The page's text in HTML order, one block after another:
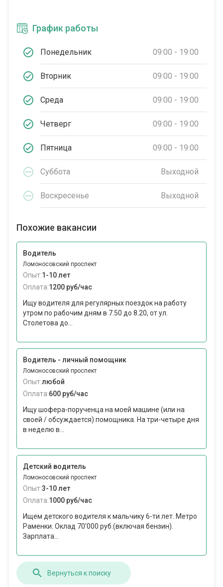
График работы
Понедельник 09:00 - 19:00
Вторник 09:00 - 19:00
Среда 09:00 - 19:00
Четверг 09:00 - 19:00
Пятница 09:00 - 19:00
Суббота Выходной
Воскресенье Выходной
Похожие вакансии
Водитель
Ломоносовский проспект
Опыт:1-10 лет
Оплата:1200 руб/час
Ищу водителя для регулярных поездок на работу
утром по рабочим дням в 7.50 до 8.20, от ул.
Столетова до...
Водитель - личный помощник
Ломоносовский проспект
Опыт:любой
Оплата:600 руб/час
Ищу шофера-порученца на моей машине (или на
своей / обсуждается) помощника. На три-четыре дня
в неделю в...
Детский водитель
Ломоносовский проспект
Опыт:3-10 лет
Оплата:1000 руб/час
Ищем детского водителя к мальчику 6-ти лет. Метро
Раменки. Оклад 70'000 руб.(включая бензин).
Зарплата...
Вернуться к поиску